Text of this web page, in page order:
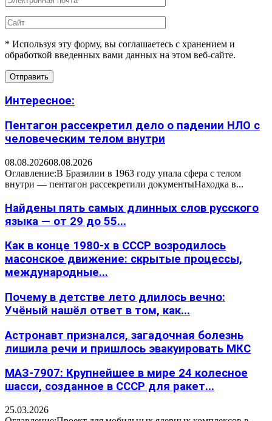
* Используя эту форму, вы соглашаетесь с хранением и
обработкой введенных вами данных на этом веб-сайте.
Интересное:
Пентагон рассекретил дело о падении НЛО с
человеческим телом внутри
08.08.202608.08.2026
Оглавление:В Бразилии в 1963 году упала сфера с телом
внутри — пентагон рассекретили документыНаходка в...
Найдены пять самых длинных слов русского
языка — от 29 до 55...
Как в конце 1980-х в СССР возродилось
масонское движение: скрытые процессы,
международные...
Почему в детстве лето длилось вечно:
Учёный нашёл ответ в том, как...
Астронавт признался, загадочная болезнь
лишила речи и пришлось эвакуировать МКС
МАЗ-7907: Крупнейшее в мире 24 колесное
шасси, созданное в СССР для ракет...
25.03.2026